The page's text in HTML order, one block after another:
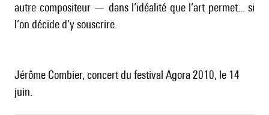
autre compositeur — dans l’idéalité que l’art permet... si
l’on décide d’y souscrire.
Jérôme Combier, concert du festival Agora 2010, le 14
juin.